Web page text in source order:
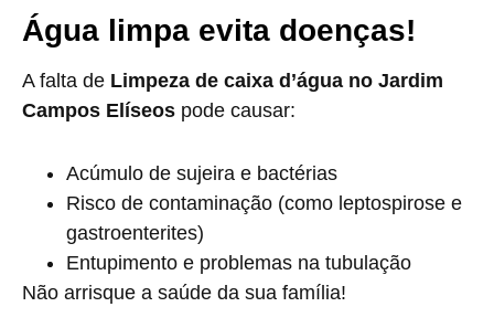
Água limpa evita doenças!
A falta de Limpeza de caixa d’água no Jardim
Campos Elíseos pode causar:
Acúmulo de sujeira e bactérias
Risco de contaminação (como leptospirose e
gastroenterites)
Entupimento e problemas na tubulação
Não arrisque a saúde da sua família!